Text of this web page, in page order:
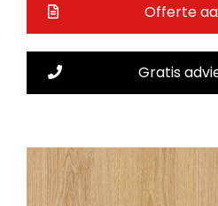
Offerte
Gratis